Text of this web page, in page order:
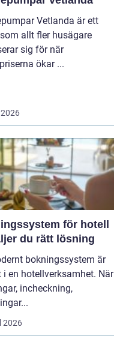
Vetlanda är ett
allt fler husägare
sig för när
ökar ...
för hotell
du rätt lösning
bokningssystem är
i en hotellverksamhet. När
incheckning,
2026